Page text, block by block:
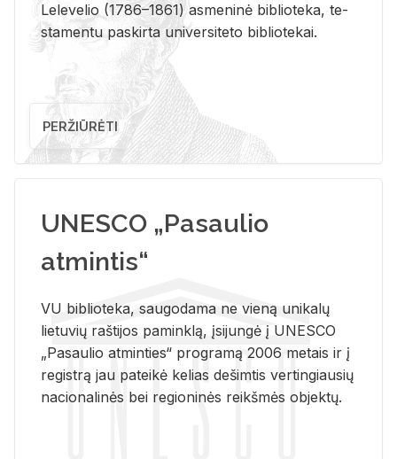
Le­le­ve­lio (1786–1861) as­me­ni­nė bi­b­lio­te­ka, te­
sta­men­tu pa­skir­ta uni­ver­si­te­to bi­b­lio­te­kai.
PERŽIŪRĖTI
UNESCO „Pasaulio
atmintis“
VU biblioteka, saugodama ne vieną unikalų
lietuvių raštijos paminklą, įsijungė į UNESCO
„Pasaulio atminties“ programą 2006 metais ir į
registrą jau pateikė kelias dešimtis vertingiausių
nacionalinės bei regioninės reikšmės objektų.